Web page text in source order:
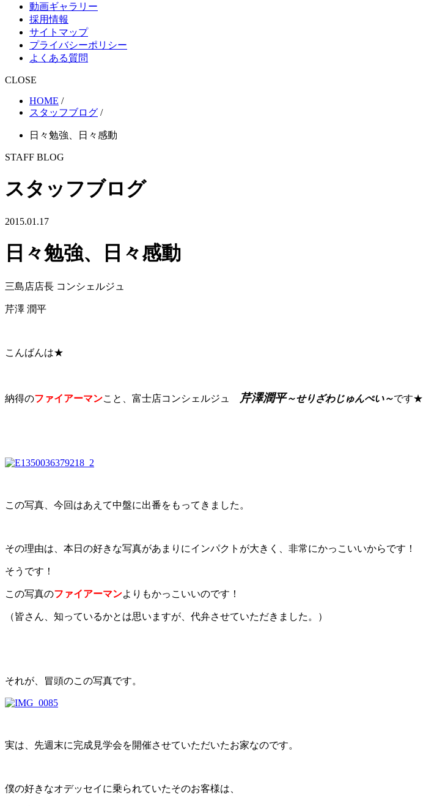
動画ギャラリー
採用情報
サイトマップ
プライバシーポリシー
よくある質問
CLOSE
HOME /
スタッフブログ /
日々勉強、日々感動
STAFF BLOG
スタッフブログ
2015.01.17
日々勉強、日々感動
三島店店長 コンシェルジュ
芹澤 潤平
こんばんは★
納得のファイアーマンこと、富士店コンシェルジュ 芹澤潤平～せりざわじゅんぺい～です★
この写真、今回はあえて中盤に出番をもってきました。
その理由は、本日の好きな写真があまりにインパクトが大きく、非常にかっこいいからです！
そうです！
この写真のファイアーマンよりもかっこいいのです！
（皆さん、知っているかとは思いますが、代弁させていただきました。）
それが、冒頭のこの写真です。
実は、先週末に完成見学会を開催させていただいたお家なのです。
僕の好きなオデッセイに乗られていたそのお客様は、